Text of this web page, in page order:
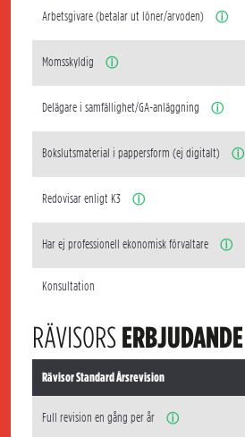
Arbetsgivare (betalar ut löner/arvoden) ⓘ
Momsskyldig ⓘ
Delägare i samfällighet/GA-anläggning ⓘ
Bokslutsmaterial i pappersform (ej digitalt) ⓘ
Redovisar enligt K3 ⓘ
Har ej professionell ekonomisk förvaltare ⓘ
Konsultation
RÄVISORSERBJUDANDE
Rävisor Standard Årsrevision
Full revision en gång per år ⓘ